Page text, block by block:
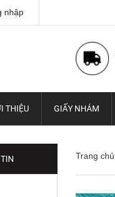
nhập
THIỆU GIẤY NHÁM
Trang chủ